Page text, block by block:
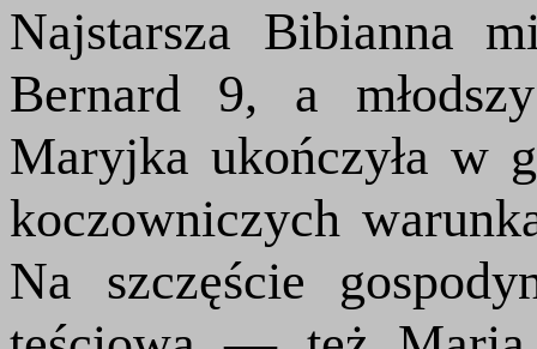
Najstarsza Bibianna
Bernard 9, a
Maryjka ukończyła w
koczowniczych
Na szczęście